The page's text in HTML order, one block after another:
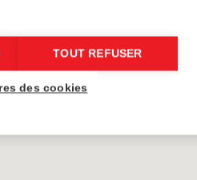
TOUT REFUSER
des cookies